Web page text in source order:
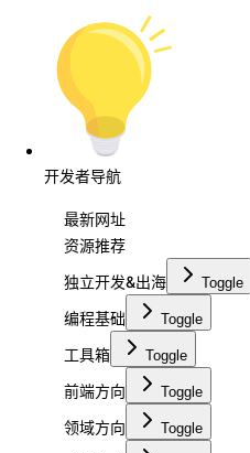
开发者导航
最新网址
资源推荐
独立开发&出海
Toggle
编程基础 Toggle
工具箱 Toggle
前端方向 Toggle
领域方向 Toggle